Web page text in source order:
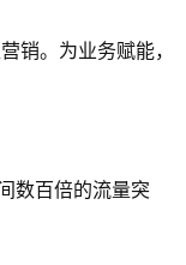
销。为业务赋能，
数百倍的流量突